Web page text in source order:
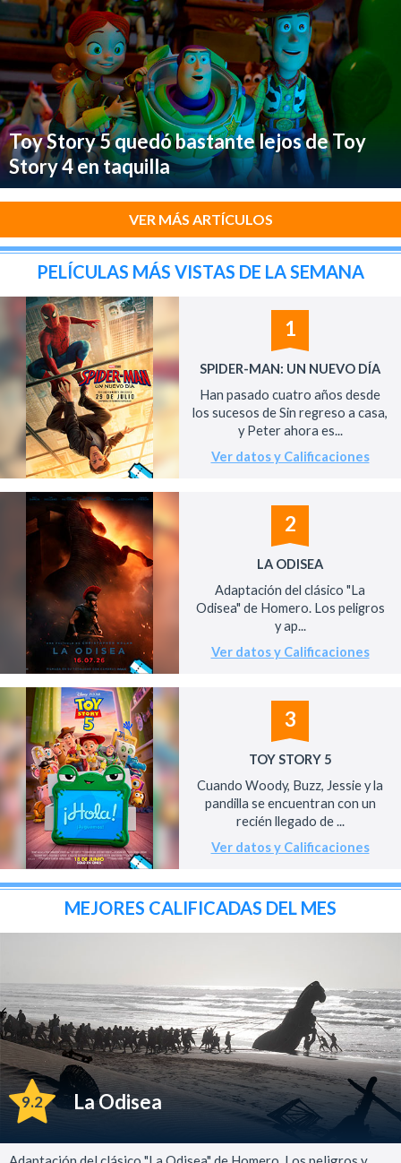
Toy Story 5 quedó bastante lejos de Toy
Story 4 en taquilla
VER MÁS ARTÍCULOS
PELÍCULAS MÁS VISTAS DE LA SEMANA
1
SPIDER-MAN: UN NUEVO DÍA
Han pasado cuatro años desde
los sucesos de Sin regreso a casa,
y Peter ahora es...
Ver datos y Calificaciones
2
LA ODISEA
Adaptación del clásico "La
Odisea" de Homero. Los peligros
y ap...
Ver datos y Calificaciones
3
TOY STORY 5
Cuando Woody, Buzz, Jessie y la
pandilla se encuentran con un
recién llegado de ...
Ver datos y Calificaciones
MEJORES CALIFICADAS DEL MES
9.2 La Odisea